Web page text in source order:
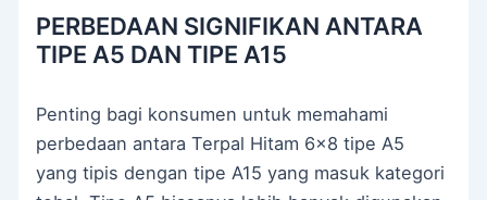
PERBEDAAN SIGNIFIKAN ANTARA
TIPE A5 DAN TIPE A15
Penting bagi konsumen untuk memahami
perbedaan antara Terpal Hitam 6×8 tipe A5
yang tipis dengan tipe A15 yang masuk kategori